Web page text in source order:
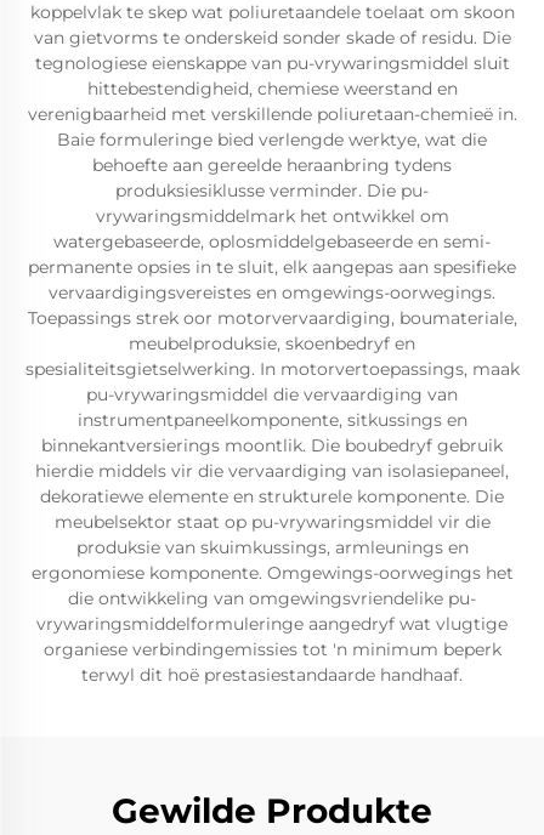
koppelvlak te skep wat poliuretaandele toelaat om skoon
van gietvorms te onderskeid sonder skade of residu. Die
tegnologiese eienskappe van pu-vrywaringsmiddel sluit
hittebestendigheid, chemiese weerstand en
verenigbaarheid met verskillende poliuretaan-chemieë in.
Baie formuleringe bied verlengde werktye, wat die
behoefte aan gereelde heraanbring tydens
produksiesiklusse verminder. Die pu-
vrywaringsmiddelmark het ontwikkel om
watergebaseerde, oplosmiddelgebaseerde en semi-
permanente opsies in te sluit, elk aangepas aan spesifieke
vervaardigingsvereistes en omgewings-oorwegings.
Toepassings strek oor motorvervaardiging, boumateriale,
meubelproduksie, skoenbedryf en
spesialiteitsgietselwerking. In motorvertoepassings, maak
pu-vrywaringsmiddel die vervaardiging van
instrumentpaneelkomponente, sitkussings en
binnekantversierings moontlik. Die boubedryf gebruik
hierdie middels vir die vervaardiging van isolasiepaneel,
dekoratiewe elemente en strukturele komponente. Die
meubelsektor staat op pu-vrywaringsmiddel vir die
produksie van skuimkussings, armleunings en
ergonomiese komponente. Omgewings-oorwegings het
die ontwikkeling van omgewingsvriendelike pu-
vrywaringsmiddelformuleringe aangedryf wat vlugtige
organiese verbindingemissies tot 'n minimum beperk
terwyl dit hoë prestasiestandaarde handhaaf.
Gewilde Produkte